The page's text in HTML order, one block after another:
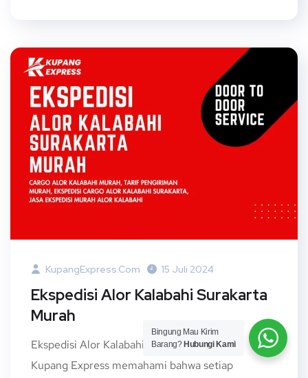
KupangExpress.com 15 Juli 2024
Ekspedisi Alor Kalabahi Surakarta
Murah
Ekspedisi Alor Kalabahi Surakarta Murah –
Kupang Express memahami bahwa setiap
Bingung Mau Kirim
Barang? Hubungi Kami